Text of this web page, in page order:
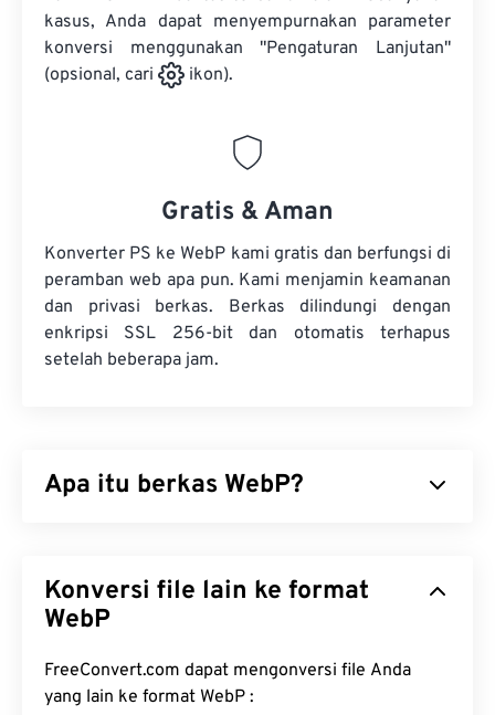
kasus, Anda dapat menyempurnakan parameter
konversi menggunakan "Pengaturan Lanjutan"
(opsional, cari
ikon).
Gratis & Aman
Konverter PS ke WebP kami gratis dan berfungsi di
peramban web apa pun. Kami menjamin keamanan
dan privasi berkas. Berkas dilindungi dengan
enkripsi SSL 256-bit dan otomatis terhapus
setelah beberapa jam.
Apa itu berkas WebP?
menghasilkan gambar yang ideal untuk halaman
web dan aplikasi seluler. Gambar WebP berukuran
(JPG)danPortable Network Graphics (PNG),
dengan kualitas visual yang serupa. Gambar WebP
Konversi file lain ke format
WebP
FreeConvert.com dapat mengonversi file Anda
yang lain ke format WebP :